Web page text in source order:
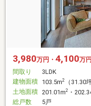
3,980万円・ 4,100万円
間取り
3LDK
建物面積 103.5m2
（31.30
土地面積 201.01m2 ・
総戸数
5戸